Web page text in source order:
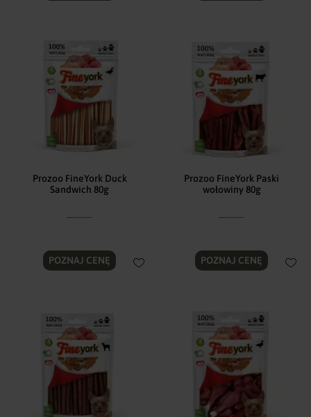
Prozoo FineYork Duck
Sandwich 80g
POZNAJ CENĘ
Prozoo FineYork Paski
wołowiny 80g
POZNAJ CENĘ